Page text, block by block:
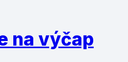
na výčap